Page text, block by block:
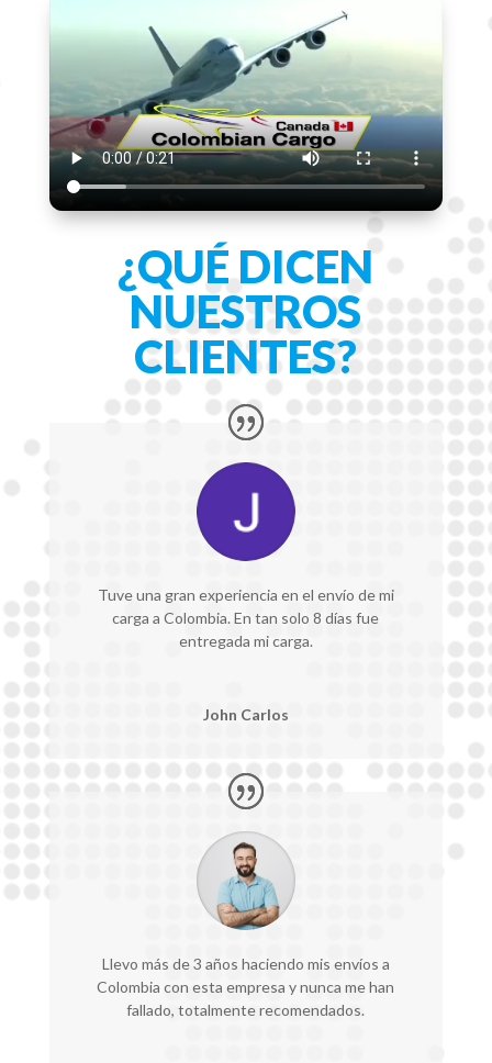
¿QUÉ DICEN
NUESTROS
CLIENTES?
Tuve una gran experiencia en el envío de mi
carga a Colombia. En tan solo 8 días fue
entregada mi carga.
John Carlos
Llevo más de 3 años haciendo mis envíos a
Colombia con esta empresa y nunca me han
fallado, totalmente recomendados.